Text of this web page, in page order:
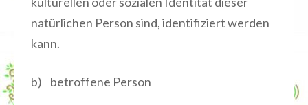
natürlichen Person sind, identifiziert werden
kann.
b) betroffene Person